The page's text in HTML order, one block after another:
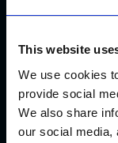
This website
We use cookies
provide social
We also share
our social media,
Download
Nella sezione